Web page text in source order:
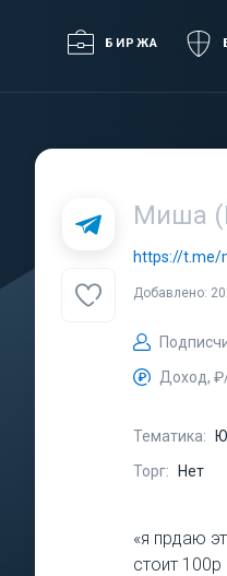
БИРЖА
Миша
https://t.me/
Добавлено:
Доход,
Тематика:
Торг:
Нет
«я прдаю
стоит